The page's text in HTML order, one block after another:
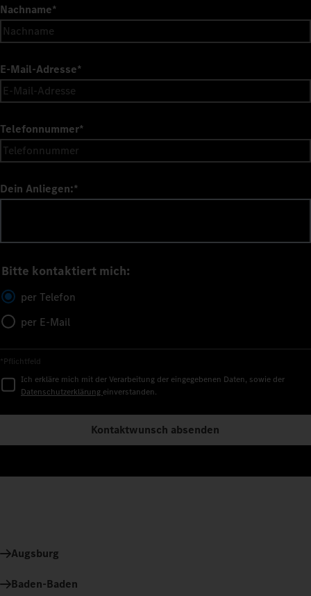
Nachname*
E-Mail-Adresse*
Telefonnummer*
Dein Anliegen:*
Bitte kontaktiert mich:
per Telefon
per E-Mail
*Pflichtfeld
Ich erkläre mich mit der Verarbeitung der eingegebenen Daten, sowie der
Datenschutzerklärung einverstanden.
Kontaktwunsch absenden
Augsburg
Baden-Baden